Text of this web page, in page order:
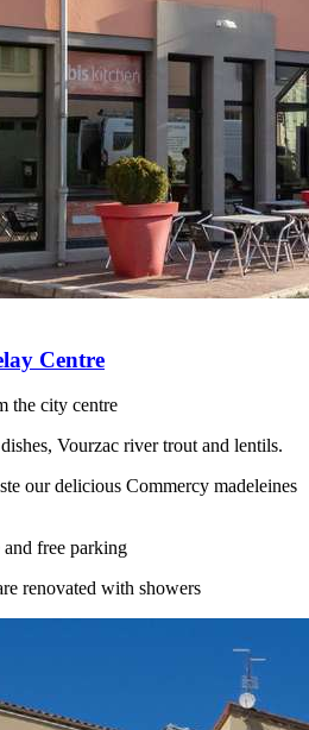
Centre
the city centre
Vourzac river trout and lentils.
our delicious Commercy madeleines
and free parking
renovated with showers